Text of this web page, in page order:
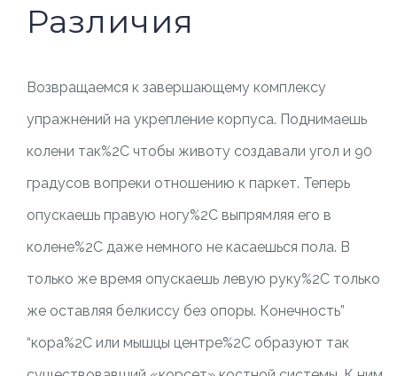
Различия
Возвращаемся к завершающему комплексу
упражнений на укрепление корпуса. Поднимаешь
колени так%2C чтобы животу создавали угол и 90
градусов вопреки отношению к паркет. Теперь
опускаешь правую ногу%2C выпрямляя его в
колене%2C даже немного не касаешься пола. В
только же время опускаешь левую руку%2C только
же оставляя белкиссу без опоры. Конечность”
“кора%2C или мышцы центре%2C образуют так